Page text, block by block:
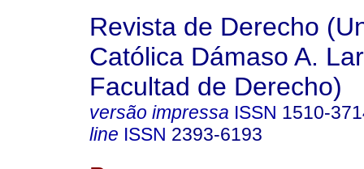
Revista de Derecho
Católica Dámaso A.
Facultad de Derecho)
versão impressa ISSN 1510-
line ISSN 2393-6193